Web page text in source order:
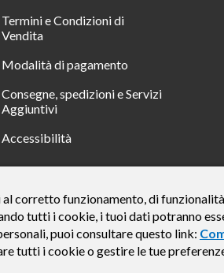
Termini e Condizioni di
Vendita
Modalità di pagamento
Consegne, spedizioni e Servizi
Aggiuntivi
Accessibilità
Offerta di credito finalizzato valida dal 07/
Importo totale del credito € 800. Importo
offerte disponibili, Findomestic ti ricorda, prima
corretto funzionamento, di
tutti i cookie, i tuoi dati potranno
puoi consultare questo link:
tutti i cookie o gestire le tue